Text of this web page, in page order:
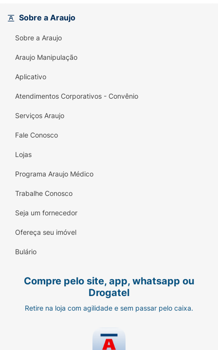
Sobre a Araujo
Sobre a Araujo
Araujo Manipulação
Aplicativo
Atendimentos Corporativos - Convênio
Serviços Araujo
Fale Conosco
Lojas
Programa Araujo Médico
Trabalhe Conosco
Seja um fornecedor
Ofereça seu imóvel
Bulário
Compre pelo site, app, whatsapp ou
Drogatel
Retire na loja com agilidade e sem passar pelo caixa.